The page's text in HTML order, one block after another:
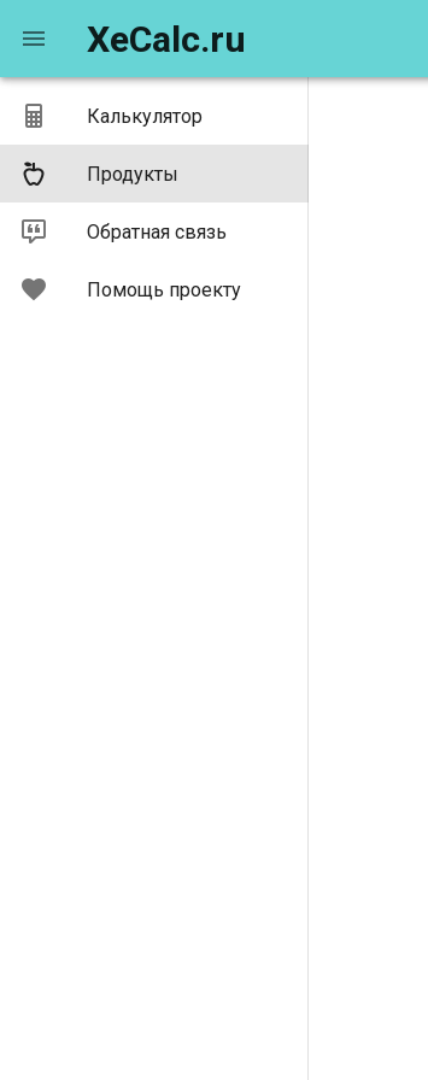
Калькулятор
Продукты
Обратная связь
Помощь проекту
XeCalc.ru